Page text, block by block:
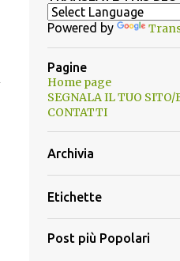
Powered by
Pagine
Home page
SEGNALA IL TUO SITO/
CONTATTI
Archivia
Etichette
Post più Popolari